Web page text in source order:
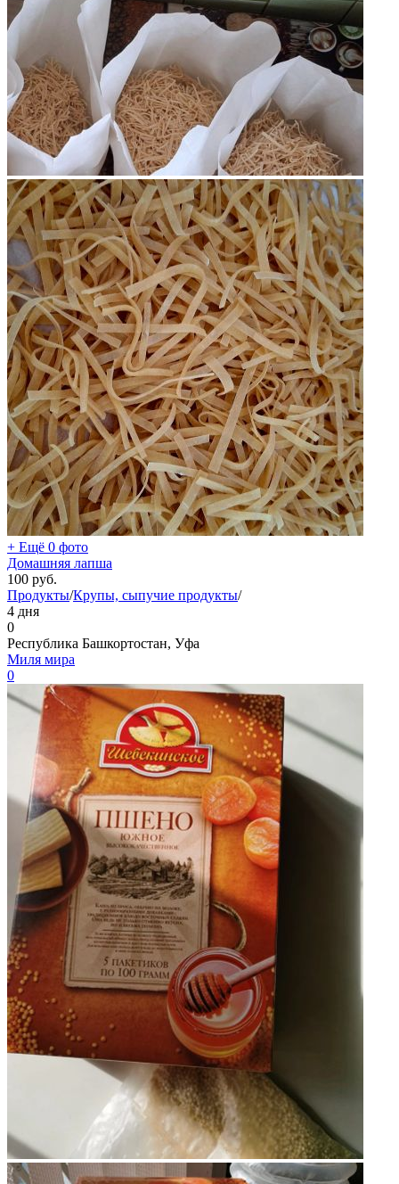
+ Ещё 0 фото
Домашняя лапша
100 руб.
Продукты/Крупы, сыпучие продукты/
4 дня
0
Республика Башкортостан, Уфа
Миля мира
0